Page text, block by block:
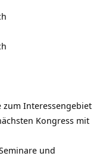
zum Interessengebiet
Kongress mit
und